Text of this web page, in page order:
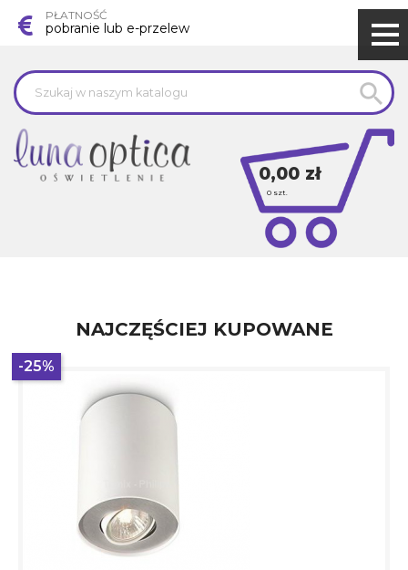
PŁATNOŚĆ
pobranie lub e-przelew

0,00 zł
0 szt.
NAJCZĘŚCIEJ KUPOWANE
-25%